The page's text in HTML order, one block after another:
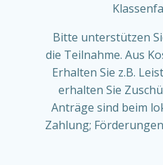
Bitte unterstützen
die Teilnahme. Aus
Erhalten Sie z.B.
erhalten Sie
Anträge sind beim
Zahlung;